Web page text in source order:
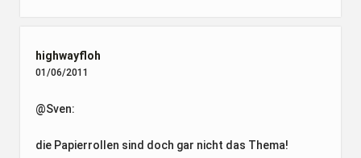
highwayfloh
01/06/2011
@Sven:
die Papierrollen sind doch gar nicht das Thema!